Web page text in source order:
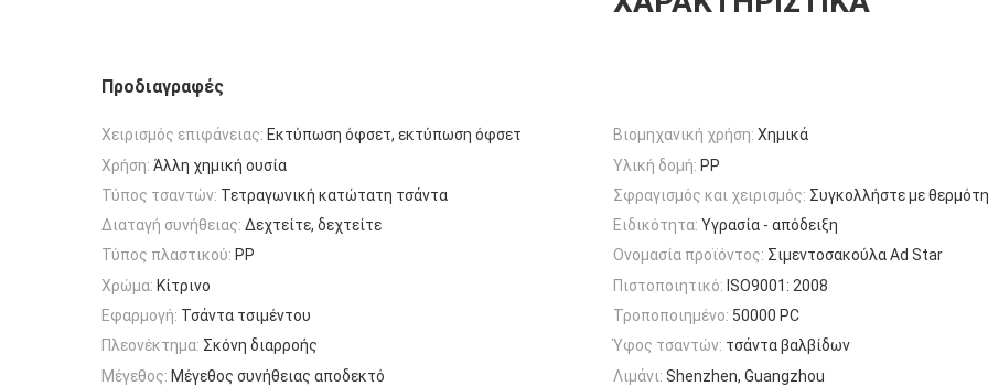
Προδιαγραφές
Χειρισμός επιφάνειας: Εκτύπωση όφσετ, εκτύπωση όφσετ Βιομηχανική χρήση: Χημικά
Χρήση: Άλλη χημική ουσία Υλική δομή: PP
Τύπος τσαντών: Τετραγωνική κατώτατη τσάντα Σφραγισμός και χειρισμός: Συγκολλήστε με
Διαταγή συνήθειας: Δεχτείτε, δεχτείτε Ειδικότητα: Υγρασία - απόδειξη
Τύπος πλαστικού: PP Ονομασία προϊόντος: Σιμεντοσακούλα Ad Star
Χρώμα: Κίτρινο Πιστοποιητικό: ISO9001: 2008
Εφαρμογή: Τσάντα τσιμέντου Τροποποιημένο: 50000 PC
Πλεονέκτημα: Σκόνη διαρροής Ύφος τσαντών: τσάντα βαλβίδων
Μέγεθος: Μέγεθος συνήθειας αποδεκτό Λιμάνι: Shenzhen, Guangzhou